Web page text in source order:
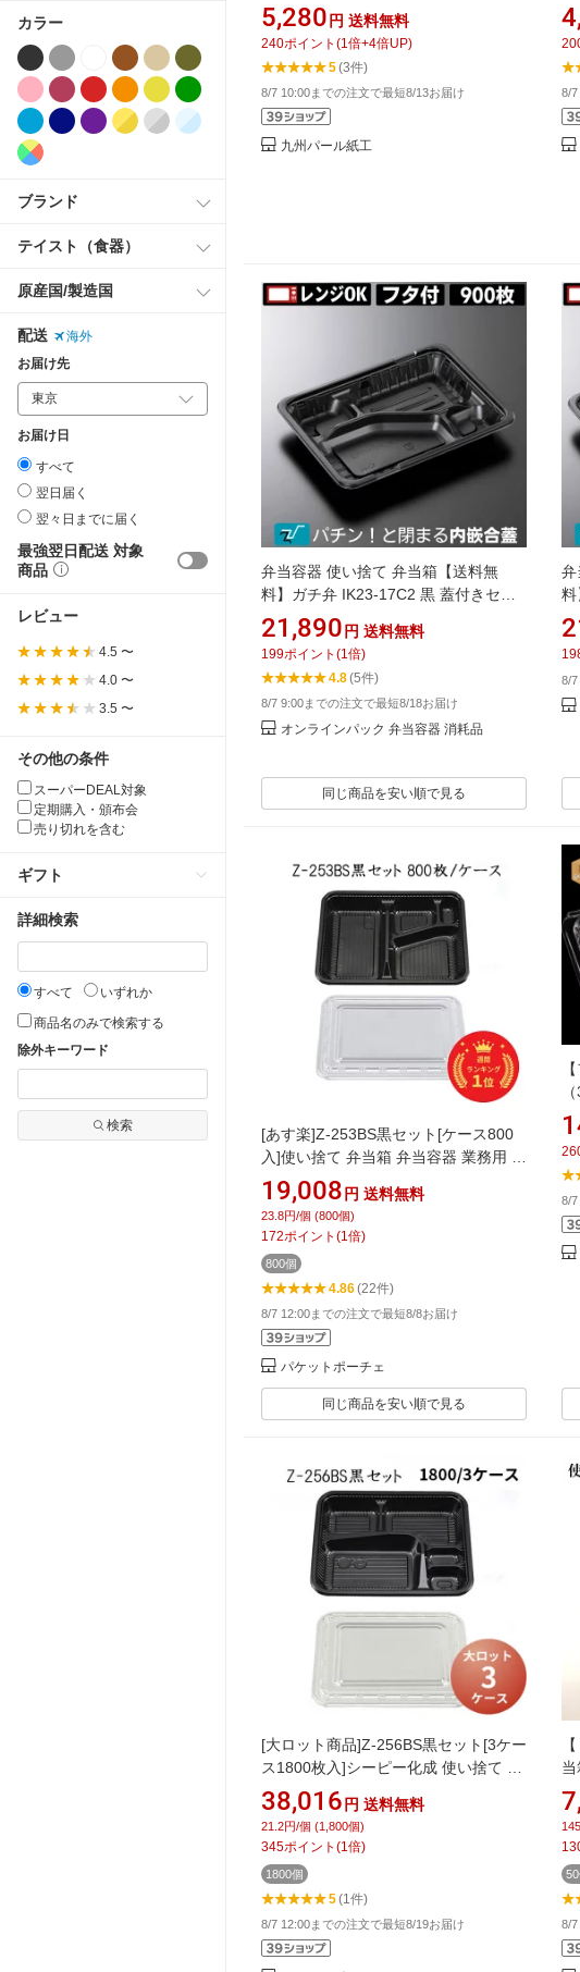
カラー
ブランド
テイスト（食器）
原産国/製造国
配送
海外
お届け先
お届け日
すべて
翌日届く
翌々日までに届く
最強翌日配送 対象
商品
レビュー
4.5 〜
4.0 〜
3.5 〜
その他の条件
スーパーDEAL対象
定期購入・頒布会
売り切れを含む
ギフト
詳細検索
すべて
いずれか
商品名のみで検索する
除外キーワード
検索
5,280 円 送料無料
240ポイント (1倍+4倍UP)
5(3件)
8/7 10:00までの注文で最短8/13お届け
九州パール紙工
8/7
弁当容器 使い捨て 弁当箱【送料無
料】ガチ弁 IK23-17C2 黒 蓋付きセッ
ト (900枚入)弁当パック お弁当箱 テイ
クアウト お持ち帰り 宅配 デリバリー
イベント 業務用 パック 容器 持ち帰り
用 中央化学 フタ付き フタ付 蓋付 内嵌
合蓋（z-253 z-256は乗せ蓋）
21,890 円 送料無料
199ポイント (1倍)
4.8(5件)
8/7 9:00までの注文で最短8/18お届け
オンラインパック 弁当容器 消耗品
同じ商品を安い順で見る
弁
料
応
付
8/7
[あす楽]Z-253BS黒セット[ケース800
入]使い捨て 弁当箱 弁当容器 業務用 定
番 送料無料 テイクアウト 店舗前弁当
容器
19,008 円 送料無料
23.8円/個 (800個)
172ポイント (1倍)
800個
4.86(22件)
8/7 12:00までの注文で最短8/8お届け
パケットポーチェ
同じ商品を安い順で見る
8/7
[大ロット商品]Z-256BS黒セット[3ケー
ス1800枚入]シーピー化成 使い捨て お
弁当箱 弁当容器 業務用 宅配 持ち帰り
テイクアウト
38,016 円 送料無料
21.2円/個 (1,800個)
345ポイント (1倍)
1800個
5(1件)
8/7 12:00までの注文で最短8/19お届け
ズ
箱
に
8/7